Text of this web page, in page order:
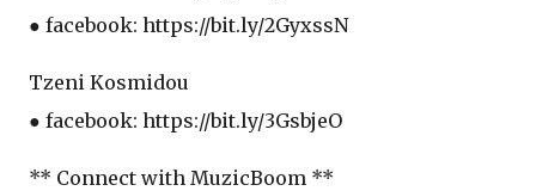
● facebook: https://bit.ly/2GyxssN
Tzeni Kosmidou
● facebook: https://bit.ly/3GsbjeO
** Connect with MuzicBoom **